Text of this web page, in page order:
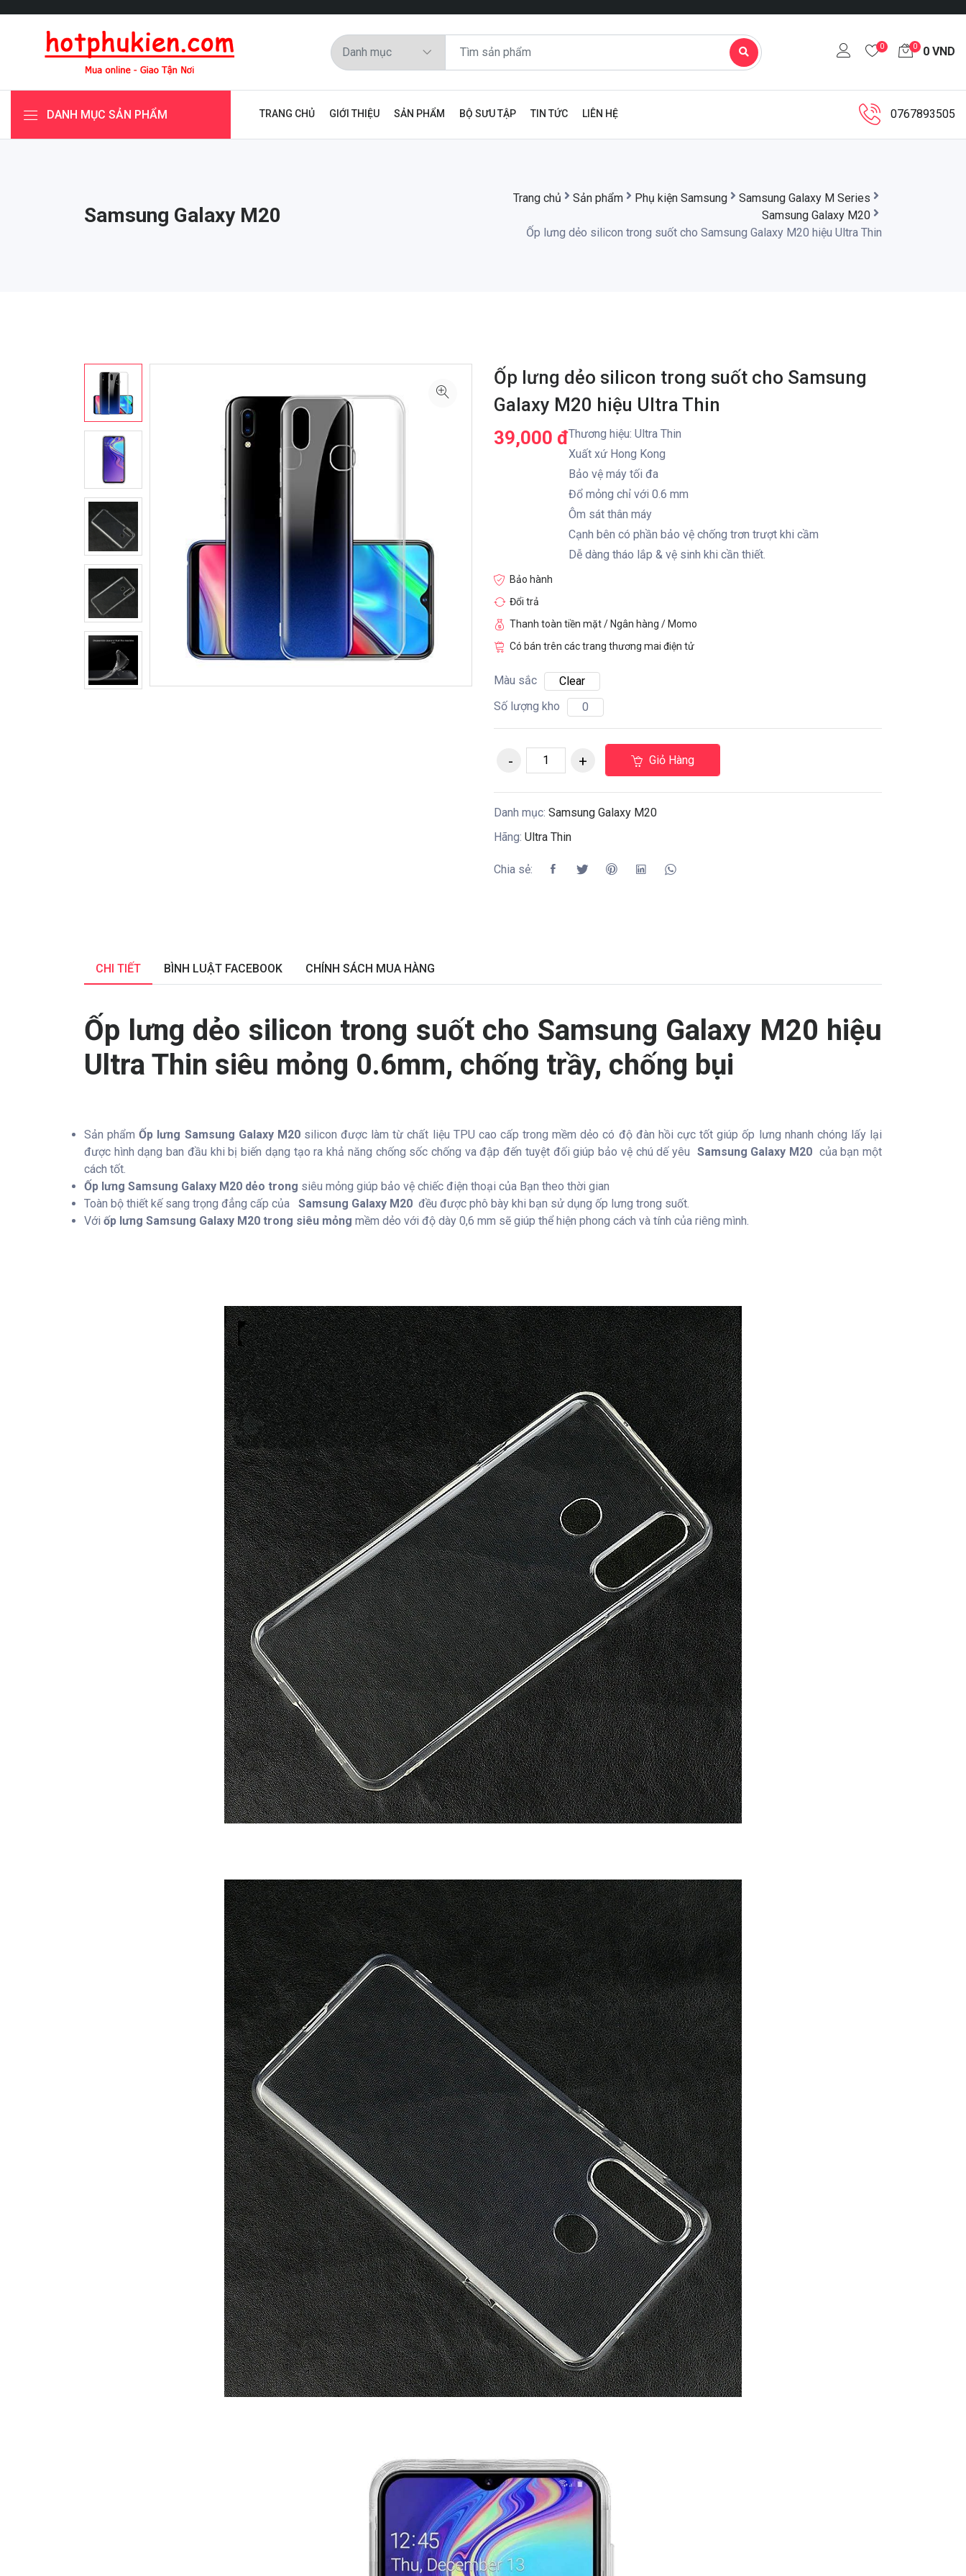
0 0 0 VND
DANH MỤC SẢN PHẨM TRANG CHỦ GIỚI THIỆU SẢN PHẨM BỘ SƯU TẬP TIN TỨC LIÊN HỆ 0767893505
Samsung Galaxy M20
Trang chủ Sản phẩm Phụ kiện Samsung
Samsung Galaxy M Series
Samsung Galaxy M20
Ốp lưng dẻo silicon trong suốt cho Samsung Galaxy M20 hiệu Ultra Thin
Ốp lưng dẻo silicon trong suốt cho Samsung
Galaxy M20 hiệu Ultra Thin
39,000 đThương hiệu: Ultra Thin
Xuất xứ Hong Kong
Bảo vệ máy tối đa
Đổ mỏng chỉ với 0.6 mm
Ôm sát thân máy
Cạnh bên có phần bảo vệ chống trơn trượt khi cầm
Dễ dàng tháo lắp & vệ sinh khi cần thiết.
Bảo hành
Đổi trả
Thanh toàn tiền mặt / Ngân hàng / Momo
Có bán trên các trang thương mai điện tử
Màu sắc
Clear
Số lượng kho
0
Giỏ Hàng
Danh mục: Samsung Galaxy M20
Hãng: Ultra Thin
Chia sẻ:
CHI TIẾT BÌNH LUẬT FACEBOOK CHÍNH SÁCH MUA HÀNG
Ốp lưng dẻo silicon trong suốt cho Samsung Galaxy M20 hiệu
Ultra Thin siêu mỏng 0.6mm, chống trầy, chống bụi
Sản phẩmỐp lưng Samsung Galaxy M20 silicon được làm từ chất liệu TPU cao cấp trong mềm dẻo có độ đàn hồi cực tốt giúp ốp lưng nhanh chóng lấy lại
được hình dạng ban đầu khi bị biến dạng tạo ra khả năng chống sốc chống va đập đến tuyệt đối giúp bảo vệ chú dế yêu Samsung Galaxy M20 của bạn một
cách tốt.
Ốp lưng Samsung Galaxy M20 dẻo trong siêu mỏng giúp bảo vệ chiếc điện thoại của Bạn theo thời gian
Toàn bộ thiết kế sang trọng đẳng cấp của
Samsung Galaxy M20 đều được phô bày khi bạn sử dụng ốp lưng trong suốt.
Với ốp lưng Samsung Galaxy M20 trong siêu mỏng mềm dẻo với độ dày 0,6 mm sẽ giúp thể hiện phong cách và tính của riêng mình.